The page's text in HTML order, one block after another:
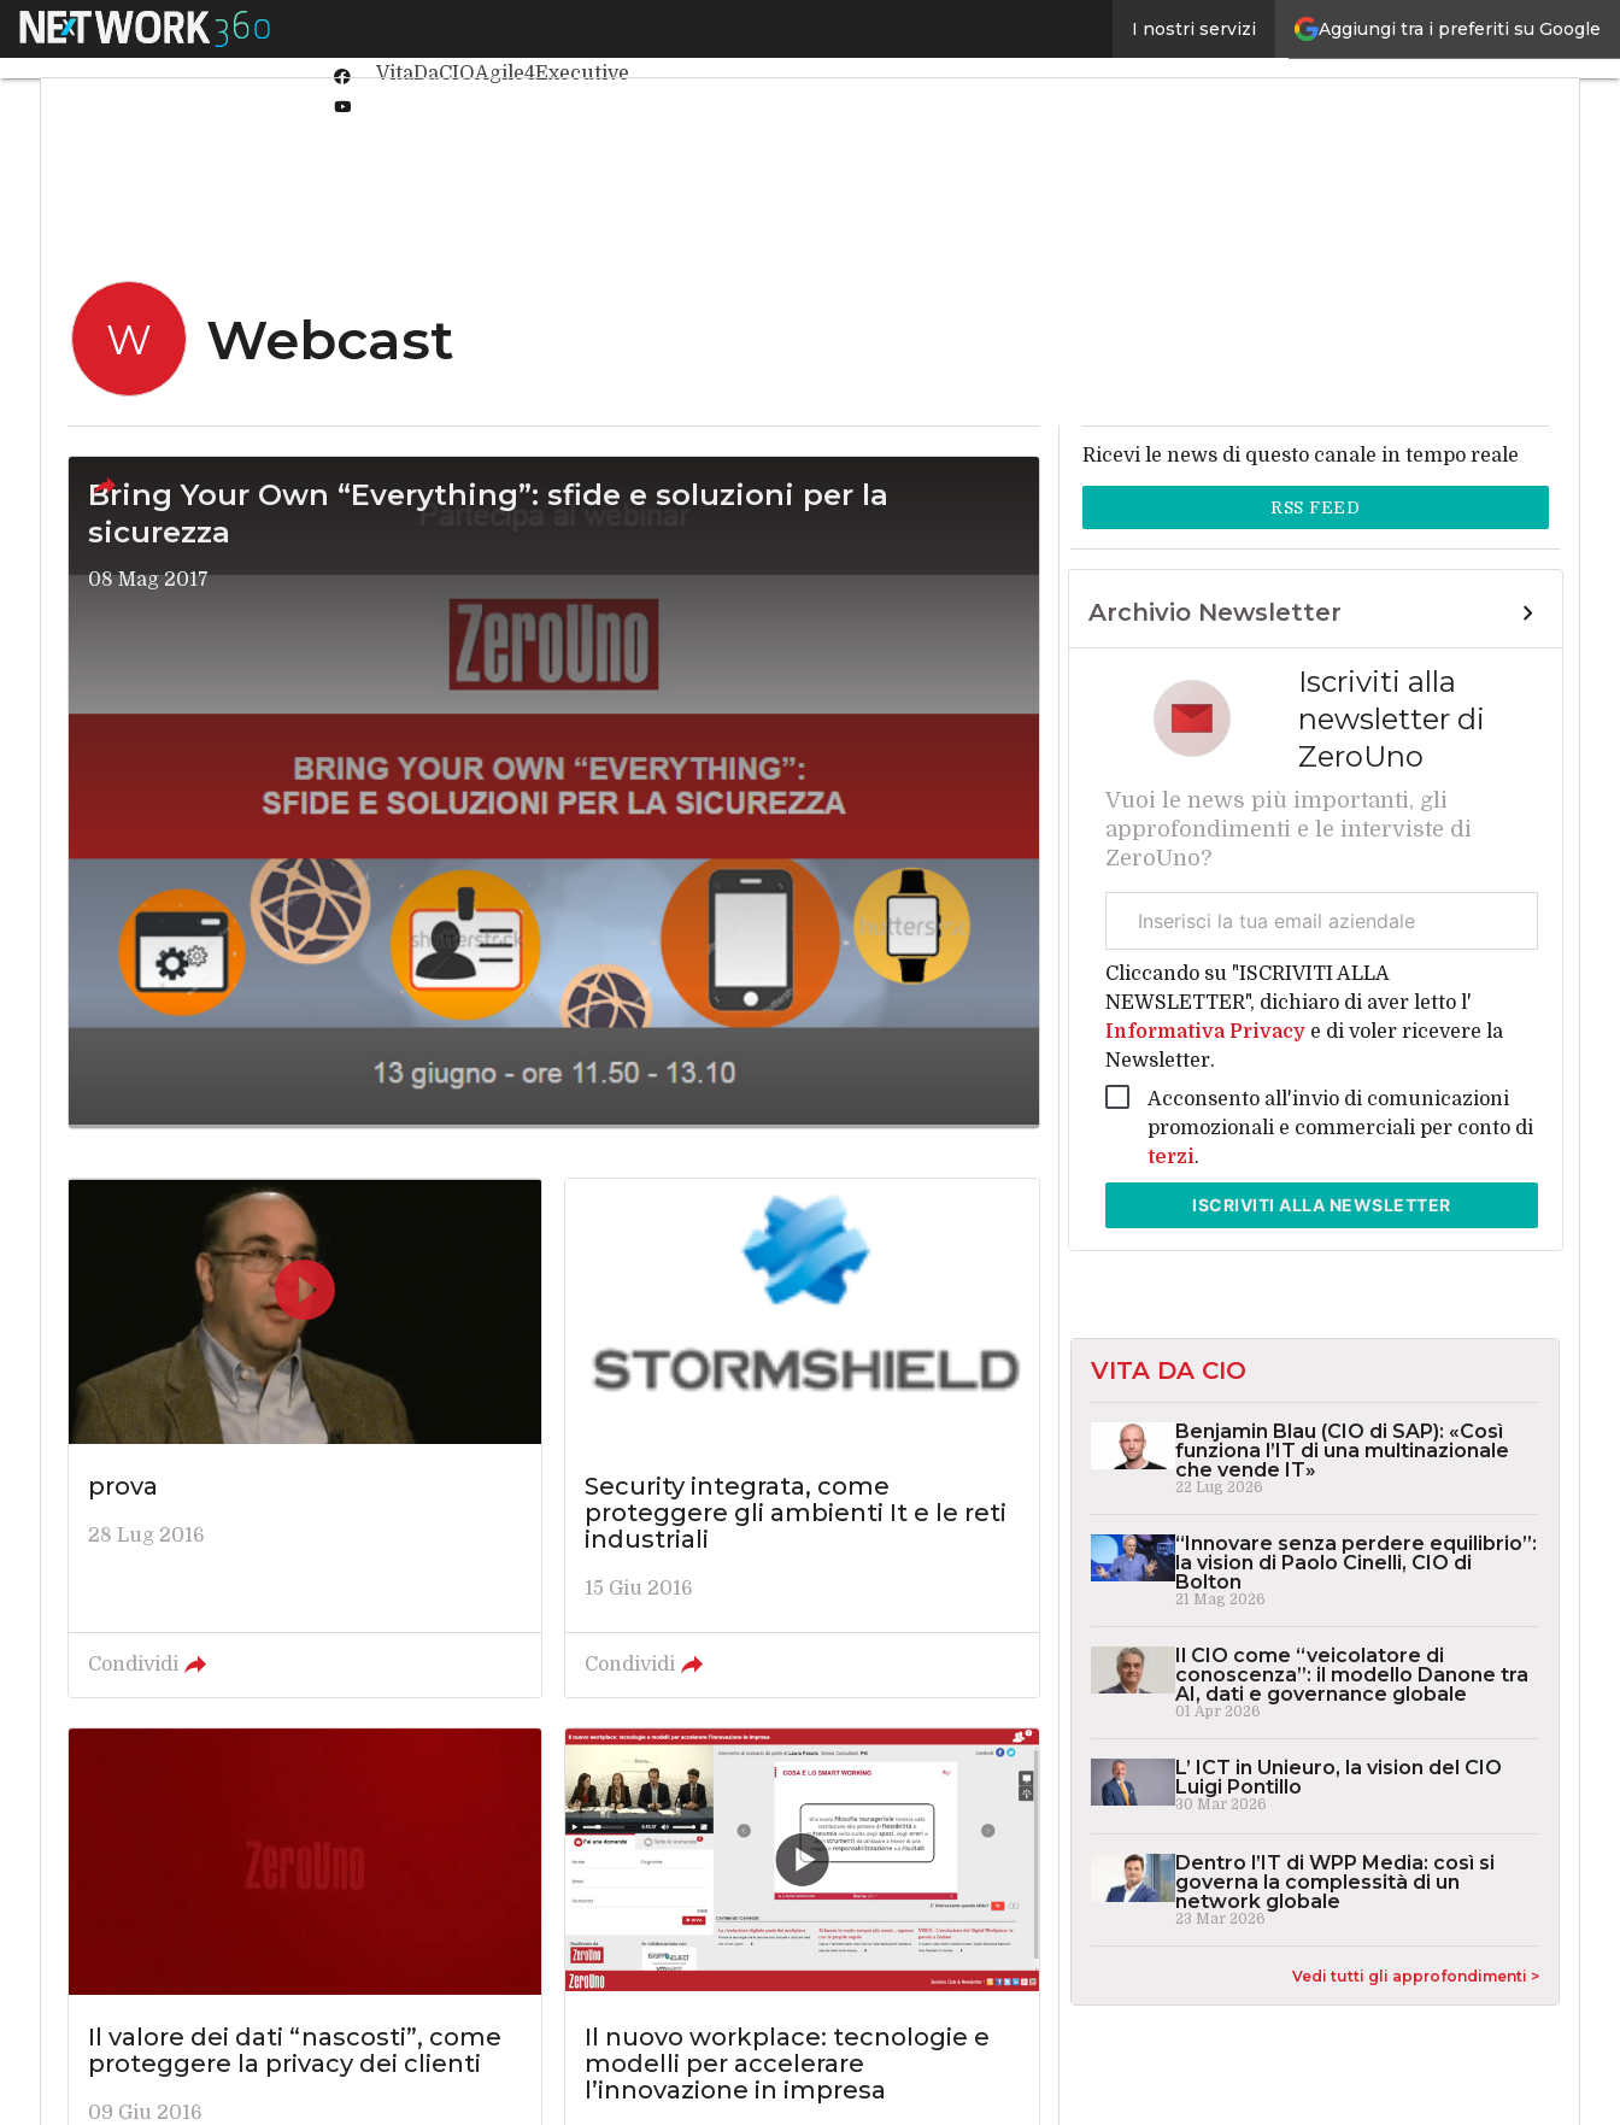
Aggiungi tra i preferiti su Google
I nostri servizi
Menu
Facebook
Internet4Things
VitaDaCIOAgile4Executive
W Webcast
Bring Your Own “Everything”: sfide e soluzioni per la
sicurezza
08 Mag 2017
prova
28 Lug 2016
Condividi
Security integrata, come
proteggere gli ambienti It e le reti
industriali
15 Giu 2016
Condividi
Il valore dei dati “nascosti”, come
proteggere la privacy dei clienti
09 Giu 2016
Il nuovo workplace: tecnologie e
modelli per accelerare
l’innovazione in impresa
Ricevi le news di questo canale in tempo reale
RSS FEED
Archivio Newsletter
Iscriviti alla
newsletter di
ZeroUno
Vuoi le news più importanti, gli
approfondimenti e le interviste di
ZeroUno?
aziendale
Cliccando su "ISCRIVITI ALLA
NEWSLETTER", dichiaro di aver letto l'
Informativa Privacy e di voler ricevere la
Newsletter.
Acconsento all'invio di comunicazioni
promozionali e commerciali per conto di
terzi.
ISCRIVITIALLA NEWSLETTER
VITA DA CIO
Benjamin Blau (CIO di SAP): «Così
funziona l’IT di una multinazionale
che vende IT»
22 Lug 2026
“Innovare senza perdere equilibrio”:
la vision di Paolo Cinelli, CIO di
Bolton
21 Mag 2026
Il CIO come “veicolatore di
conoscenza”: il modello Danone tra
AI, dati e governance globale
01 Apr 2026
L’ ICT in Unieuro, la vision del CIO
Luigi Pontillo
30 Mar 2026
Dentro l’IT di WPP Media: così si
governa la complessità di un
network globale
23 Mar 2026
Vedi tutti gli approfondimenti >